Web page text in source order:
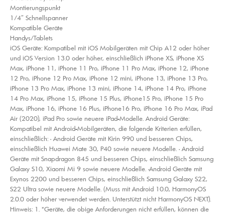
Montierungspunkt
1/4″ Schnellspanner
Kompatible Geräte
Handys/Tablets
iOS Geräte: Kompatibel mit iOS Mobilgeräten mit Chip A12 oder höher
und iOS Version 13.0 oder höher, einschließlich iPhone XS, iPhone XS
Max, iPhone 11, iPhone 11 Pro, iPhone 11 Pro Max, iPhone 12, iPhone
12 Pro, iPhone 12 Pro Max, iPhone 12 mini, iPhone 13, iPhone 13 Pro,
iPhone 13 Pro Max, iPhone 13 mini, iPhone 14, iPhone 14 Pro, iPhone
14 Pro Max, iPhone 15, iPhone 15 Plus, iPhone15 Pro, iPhone 15 Pro
Max, iPhone 16, iPhone 16 Plus, iPhone16 Pro, iPhone 16 Pro Max, iPad
Air (2020), iPad Pro sowie neuere iPad-Modelle. Android Geräte:
Kompatibel mit Android-Mobilgeräten, die folgende Kriterien erfüllen,
einschließlich: • Android Geräte mit Kirin 990 und besseren Chips,
einschließlich Huawei Mate 30, P40 sowie neuere Modelle. • Android
Geräte mit Snapdragon 845 und besseren Chips, einschließlich Samsung
Galaxy S10, Xiaomi Mi 9 sowie neuere Modelle. •Android Geräte mit
Exynos 2200 und besseren Chips, einschließlich Samsung Galaxy S22,
S22 Ultra sowie neuere Modelle. (Muss mit Android 10.0, HarmonyOS
2.0.0 oder höher verwendet werden. Unterstützt nicht HarmonyOS NEXT).
Hinweis: 1. *Geräte, die obige Anforderungen nicht erfüllen, können die